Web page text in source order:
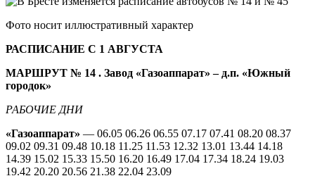
Фото носит иллюстративный характер
РАСПИСАНИЕ С 1 АВГУСТА
МАРШРУТ № 14 . Завод «Газоаппарат» – д.п. «Южный
городок»
РАБОЧИЕ ДНИ
«Газоаппарат» — 06.05 06.26 06.55 07.17 07.41 08.20 08.37
09.02 09.31 09.48 10.18 11.25 11.53 12.32 13.01 13.44 14.18
14.39 15.02 15.33 15.50 16.20 16.49 17.04 17.34 18.24 19.03
19.42 20.20 20.56 21.38 22.04 23.09